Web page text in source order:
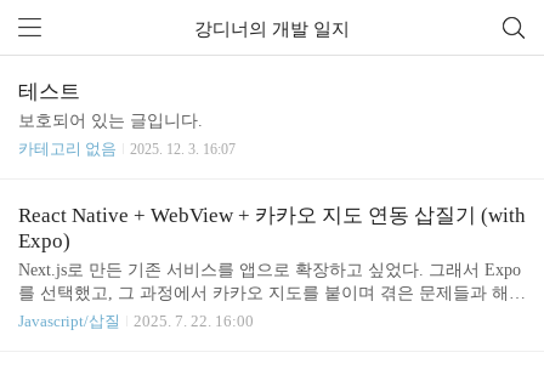
강디너의 개발 일지
테스트
보호되어 있는 글입니다.
카테고리 없음
2025. 12. 3. 16:07
React Native + WebView + 카카오 지도 연동 삽질기 (with
Expo)
Next.js로 만든 기존 서비스를 앱으로 확장하고 싶었다. 그래서 Expo
를 선택했고, 그 과정에서 카카오 지도를 붙이며 겪은 문제들과 해결
방법을 정리해본다. 이 글은 완벽한 가이드라기보다는 내가 실제 겪
Javascript/삽질 2025. 7. 22. 16:00